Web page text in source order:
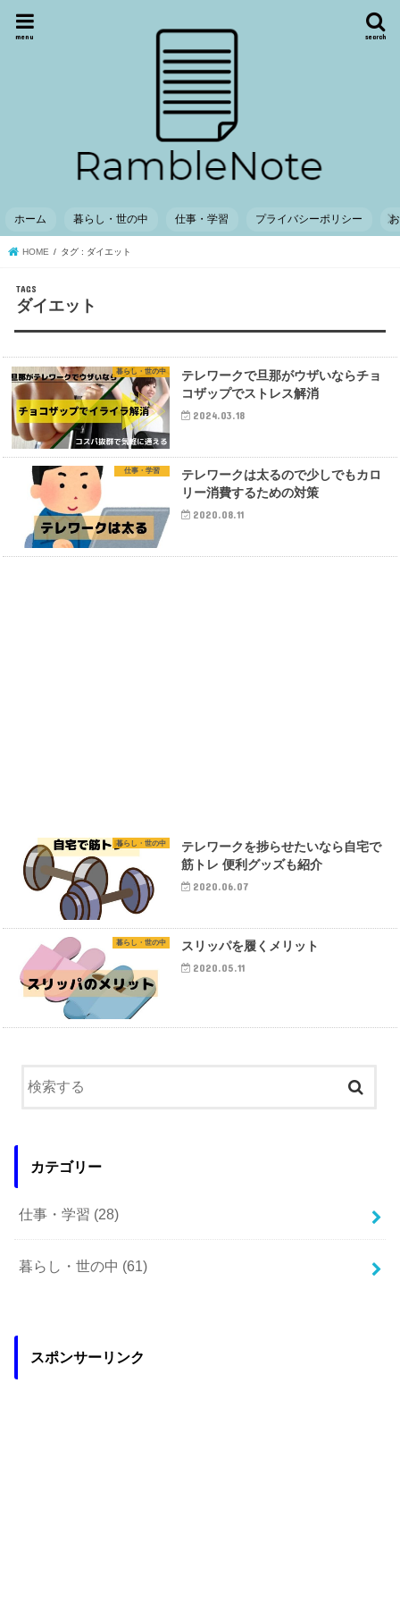
search
menu
ホーム 暮らし・世の中 仕事・学習 プライバシーポリシー
HOME タグ : ダイエット
ダイエット
暮らし・世の中
テレワークで旦那がウザいならチョ
コザップでストレス解消
2024.03.18
仕事・学習
テレワークは太るので少しでもカロ
リー消費するための対策
2020.08.11
暮らし・世の中
テレワークを捗らせたいなら自宅で
筋トレ 便利グッズも紹介
2020.06.07
暮らし・世の中 スリッパを履くメリット
2020.05.11
カテゴリー
仕事・学習 (28)
暮らし・世の中 (61)
スポンサーリンク